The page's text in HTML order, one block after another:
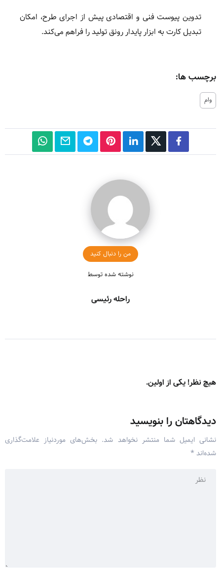
تدوین پیوست فنی و اقتصادی پیش از اجرای طرح، امکان
تبدیل کارت به ابزار پایدار رونق تولید را فراهم می‌کند.
برچسب ها:
وام
من را دنبال کنید
نوشته شده توسط
راحله رئیسی
هیچ نظر! یکی از اولین.
دیدگاهتان را بنویسید
نشانی ایمیل شما منتشر نخواهد شد. بخش‌های موردنیاز علامت‌گذاری
شده‌اند *